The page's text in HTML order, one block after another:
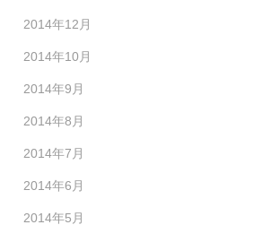
2014年12月
2014年10月
2014年9月
2014年8月
2014年7月
2014年6月
2014年5月